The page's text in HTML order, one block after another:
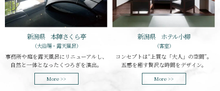
新潟県 本陣さくら亭
（大浴場・露天風呂）
事務所や庭を露天風呂にリニューアルし、
自然と一体となったくつろぎを演出。
More >>
新潟県 ホテル小柳
（客室）
コンセプトは“上質な「大人」の空間”。
五感を癒す贅沢な時間をデザイン。
More >>